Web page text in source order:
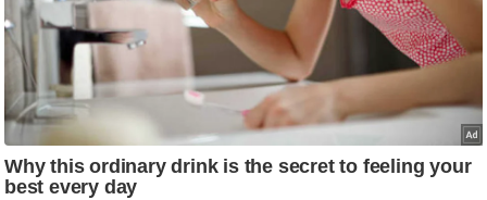
म
.
आ
र
.
आ
ई